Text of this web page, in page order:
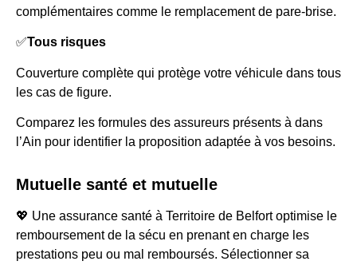
complémentaires comme le remplacement de pare-brise.
✅Tous risques
Couverture complète qui protège votre véhicule dans tous
les cas de figure.
Comparez les formules des assureurs présents à dans
l’Ain pour identifier la proposition adaptée à vos besoins.
Mutuelle santé et mutuelle
💖 Une assurance santé à Territoire de Belfort optimise le
remboursement de la sécu en prenant en charge les
prestations peu ou mal remboursés. Sélectionner sa